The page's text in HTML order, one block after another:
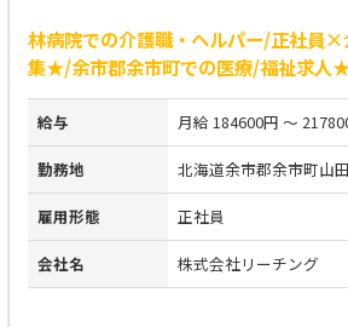
林病院での介護職・ヘルパー/正社員×
集★/余市郡余市町での医療/福祉求人
給与 月給 184600円 ～
勤務地 北海道余市郡余市町山
雇用形態 正社員
会社名 株式会社リーチング